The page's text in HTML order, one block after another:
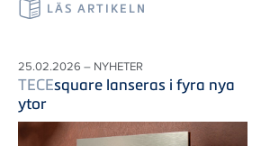
LÄS ARTIKELN
25.02.2026 – NYHETER
TECEsquare lanseras i fyra nya
ytor